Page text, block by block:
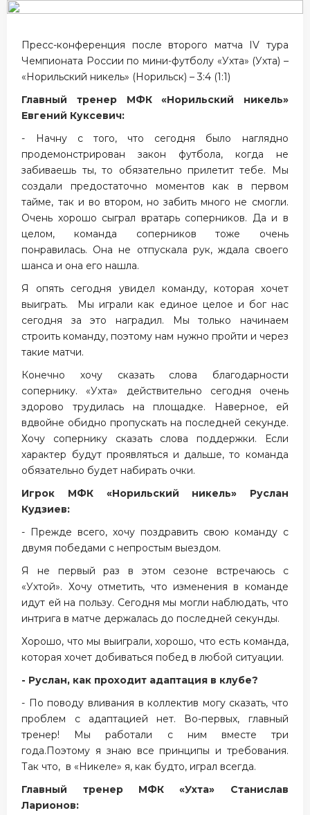
Пресс-конференция после второго матча IV тура
Чемпионата России по мини-футболу «Ухта» (Ухта) –
«Норильский никель» (Норильск) – 3:4 (1:1)
Главный тренер МФК «Норильский никель»
Евгений Куксевич:
- Начну с того, что сегодня было наглядно
продемонстрирован закон футбола, когда не
забиваешь ты, то обязательно прилетит тебе. Мы
создали предостаточно моментов как в первом
тайме, так и во втором, но забить много не смогли.
Очень хорошо сыграл вратарь соперников. Да и в
целом, команда соперников тоже очень
понравилась. Она не отпускала рук, ждала своего
шанса и она его нашла.
Я опять сегодня увидел команду, которая хочет
выиграть. Мы играли как единое целое и бог нас
сегодня за это наградил. Мы только начинаем
строить команду, поэтому нам нужно пройти и через
такие матчи.
Конечно хочу сказать слова благодарности
сопернику. «Ухта» действительно сегодня очень
здорово трудилась на площадке. Наверное, ей
вдвойне обидно пропускать на последней секунде.
Хочу сопернику сказать слова поддержки. Если
характер будут проявляться и дальше, то команда
обязательно будет набирать очки.
Игрок МФК «Норильский никель» Руслан
Кудзиев:
- Прежде всего, хочу поздравить свою команду с
двумя победами с непростым выездом.
Я не первый раз в этом сезоне встречаюсь с
«Ухтой». Хочу отметить, что изменения в команде
идут ей на пользу. Сегодня мы могли наблюдать, что
интрига в матче держалась до последней секунды.
Хорошо, что мы выиграли, хорошо, что есть команда,
которая хочет добиваться побед в любой ситуации.
- Руслан, как проходит адаптация в клубе?
- По поводу вливания в коллектив могу сказать, что
проблем с адаптацией нет. Во-первых, главный
тренер! Мы работали с ним вместе три
года.Поэтому я знаю все принципы и требования.
Так что, в «Никеле» я, как будто, играл всегда.
Главный тренер МФК «Ухта» Станислав
Ларионов: